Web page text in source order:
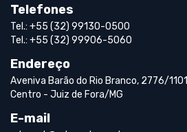
Telefones
Tel.: +55 (32) 99130-0500
Tel.: +55 (32) 99906-5060
Endereço
Aveniva Barão do Rio Branco, 2776/1101
Centro - Juiz de Fora/MG
E-mail